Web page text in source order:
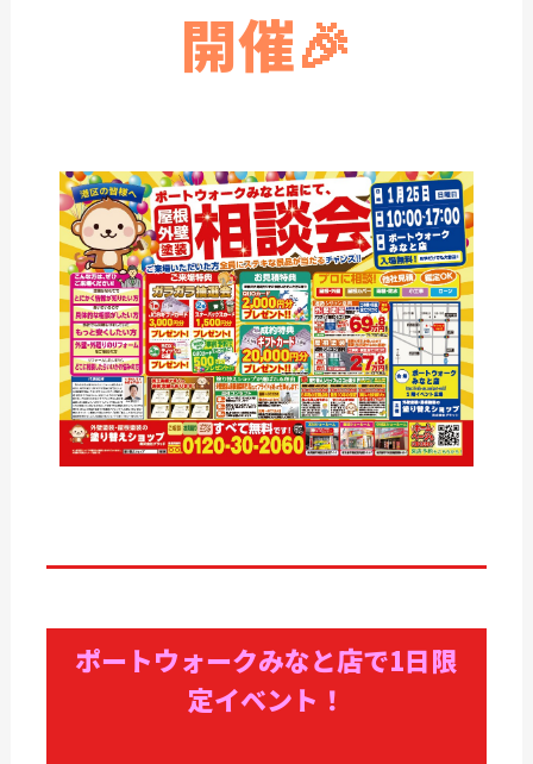
開催🎉
ポートウォークみなと店で1日限
定イベント！